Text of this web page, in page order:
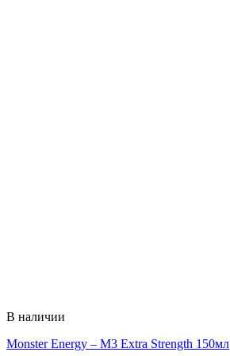
В наличии
Monster Energy – M3 Extra Strength 150мл